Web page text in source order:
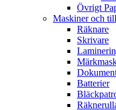
Övrigt
Maskiner och
Räknare
Skrivare
Batterier